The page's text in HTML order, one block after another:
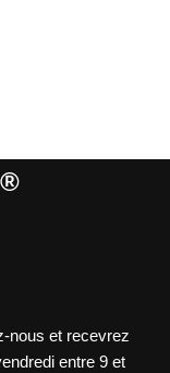
nous et recevrez
entre 9 et